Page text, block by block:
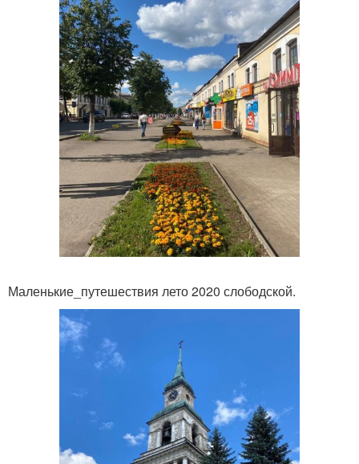
Маленькие_путешествия лето 2020 слободской.